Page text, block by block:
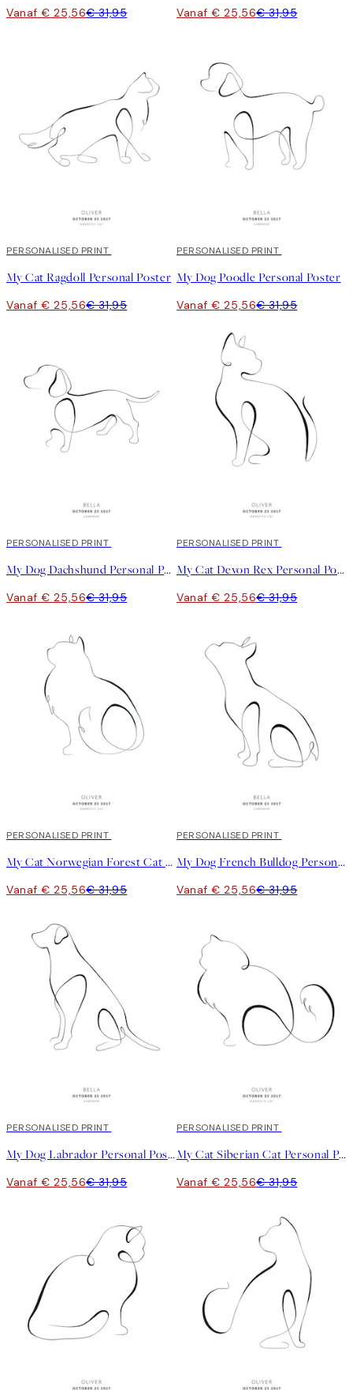
Vanaf € 25,56€ 31,95 Vanaf € 25,56€ 31,95
20%*
PERSONALISED PRINT
My Cat Ragdoll Personal Poster
Vanaf € 25,56€ 31,95
20%*
PERSONALISED PRINT
My Dog Poodle Personal Poster
Vanaf € 25,56€ 31,95
20%*
PERSONALISED PRINT
My Dog Dachshund Personal Poster
Vanaf € 25,56€ 31,95
20%*
PERSONALISED PRINT
My Cat Devon Rex Personal Poster
Vanaf € 25,56€ 31,95
20%*
PERSONALISED PRINT
My Cat Norwegian Forest Cat Personal Poster
Vanaf € 25,56€ 31,95
20%*
PERSONALISED PRINT
My Dog French Bulldog Personal Poster
Vanaf € 25,56€ 31,95
20%*
PERSONALISED PRINT
My Dog Labrador Personal Poster
Vanaf € 25,56€ 31,95
20%*
PERSONALISED PRINT
My Cat Siberian Cat Personal Poster
Vanaf € 25,56€ 31,95